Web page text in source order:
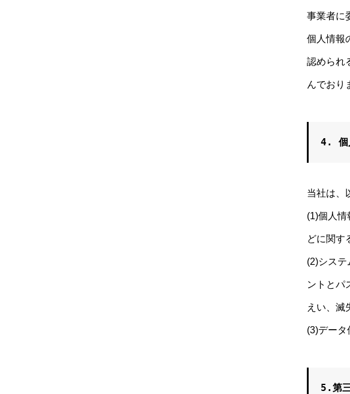
事業者に
個人情報
認められ
んでおり
4. 個
当社は、
(1)個人
どに関す
(2)シス
ントとパ
えい、滅
(3)データ
5.第